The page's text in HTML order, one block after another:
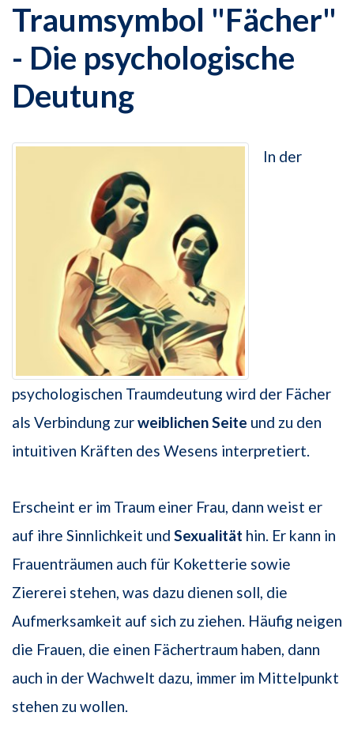
Traumsymbol "Fächer"
- Die psychologische
Deutung
In der
psychologischen Traumdeutung wird der Fächer
als Verbindung zurweiblichenSeite und zu den
intuitiven Kräften des Wesens interpretiert.
Erscheint er im Traum einer Frau, dann weist er
auf ihre Sinnlichkeit und Sexualität hin. Er kann in
Frauenträumen auch für Koketterie sowie
Ziererei stehen, was dazu dienen soll, die
Aufmerksamkeit auf sich zu ziehen. Häufig neigen
die Frauen, die einen Fächertraum haben, dann
auch in der Wachwelt dazu, immer im Mittelpunkt
stehen zu wollen.